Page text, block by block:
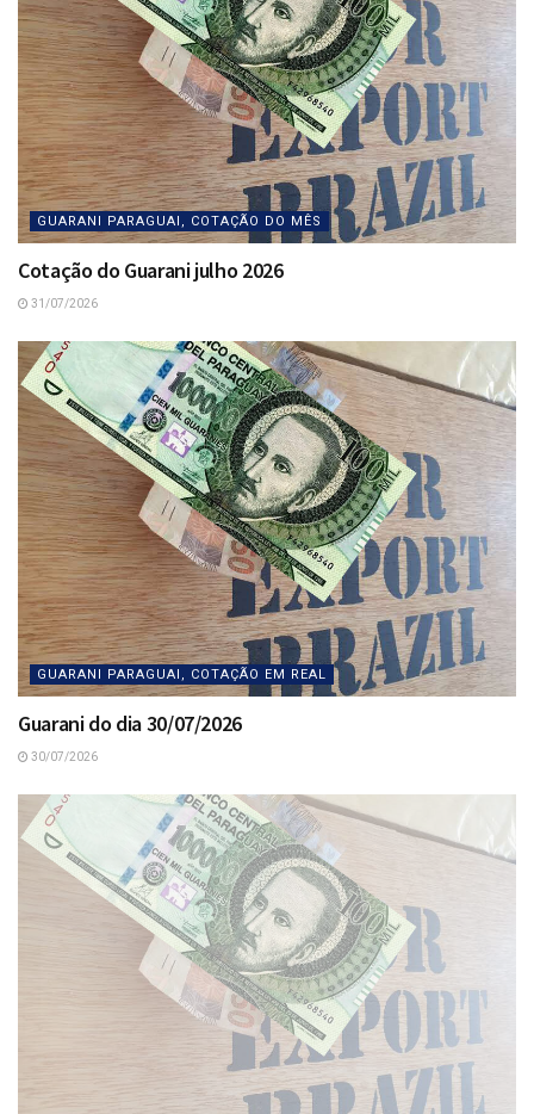
GUARANI PARAGUAI, COTAÇÃO DO MÊS
Cotação do Guarani julho 2026
31/07/2026
GUARANI PARAGUAI, COTAÇÃO EM REAL
Guarani do dia 30/07/2026
30/07/2026